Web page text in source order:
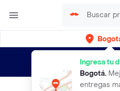
Ingresa tu
Bogotá.
entregas
envíos gratis por